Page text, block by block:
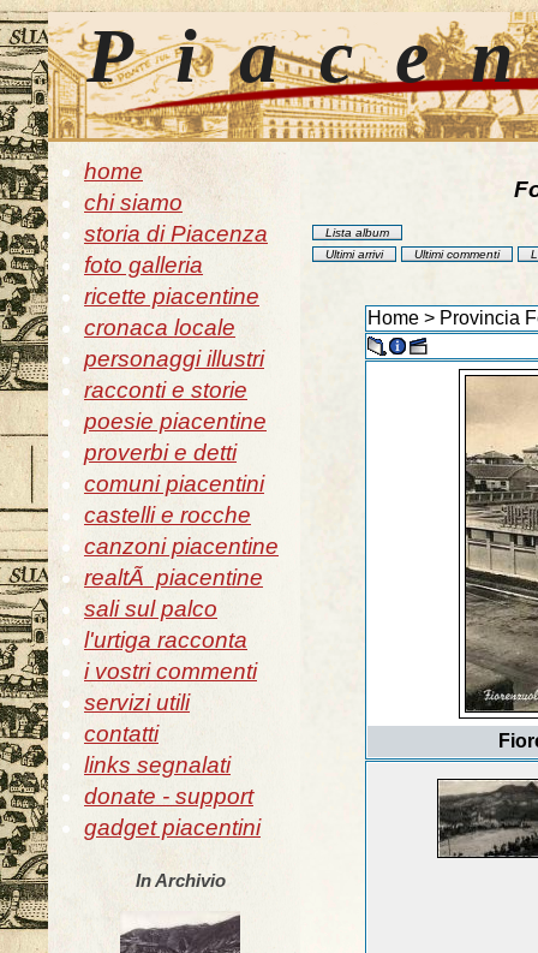
home
chi siamo
storia di Piacenza
foto galleria
ricette piacentine
cronaca locale
personaggi illustri
racconti e storie
poesie piacentine
proverbi e detti
comuni piacentini
castelli e rocche
canzoni piacentine
realtÃ piacentine
sali sul palco
l'urtiga racconta
i vostri commenti
servizi utili
contatti
links segnalati
donate - support
gadget piacentini
In Archivio
Lista album
Ultimi arrivi
Ultimi commenti
Home> Provincia